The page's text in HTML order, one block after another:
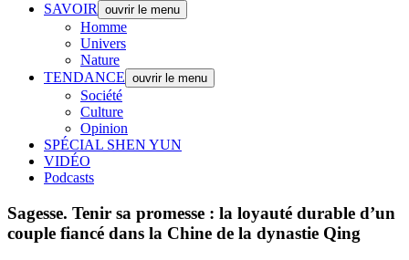
SAVOIR
ouvrir le menu
Homme
Univers
Nature
TENDANCE ouvrir le menu
Société
Culture
Opinion
SPÉCIAL SHEN YUN
VIDÉO
Podcasts
Sagesse. Tenir sa promesse : la loyauté durable d’un
couple fiancé dans la Chine de la dynastie Qing